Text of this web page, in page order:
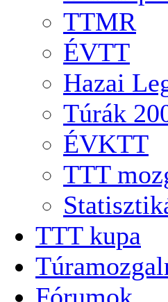
TTMR
ÉVTT
Hazai
Túrák
ÉVKTT
TTT
TTT kupa